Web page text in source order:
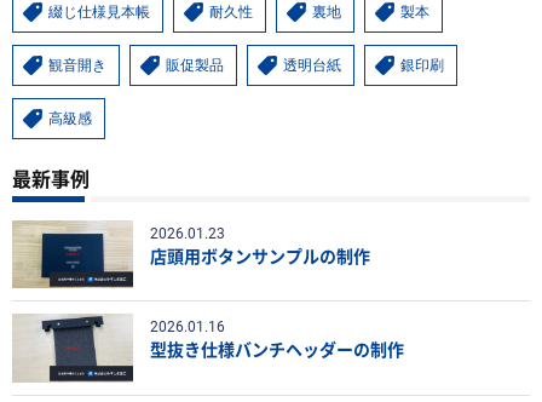
綴じ仕様見本帳 耐久性 裏地 製本
観音開き 販促製品 透明台紙 銀印刷
高級感
最新事例
2026.01.23
店頭用ボタンサンプルの制作
2026.01.16
型抜き仕様バンチヘッダーの制作